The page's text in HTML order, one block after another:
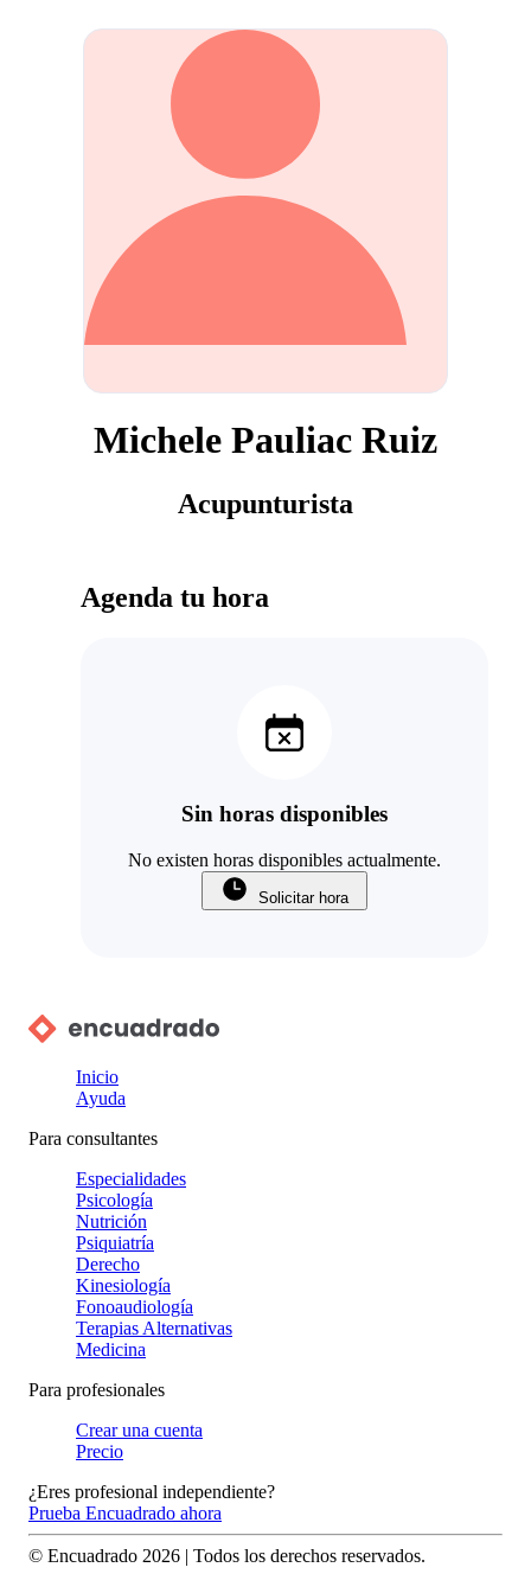
Michele Pauliac Ruiz
Acupunturista
Agenda tu hora
Sin horas disponibles
No existen horas disponibles actualmente.
Solicitar hora
Inicio
Ayuda
Para consultantes
Especialidades
Psicología
Nutrición
Psiquiatría
Derecho
Kinesiología
Fonoaudiología
Terapias Alternativas
Medicina
Para profesionales
Crear una cuenta
Precio
¿Eres profesional independiente?
Prueba Encuadrado ahora
© Encuadrado 2026 | Todos los derechos reservados.